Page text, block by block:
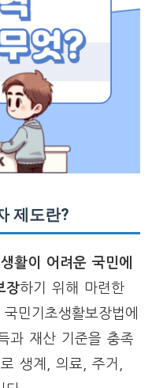
제도란?
활이 어려운 국민에
장하기 위해 마련한
민기초생활보장법에
과 재산 기준을 충족
생계, 의료, 주거,